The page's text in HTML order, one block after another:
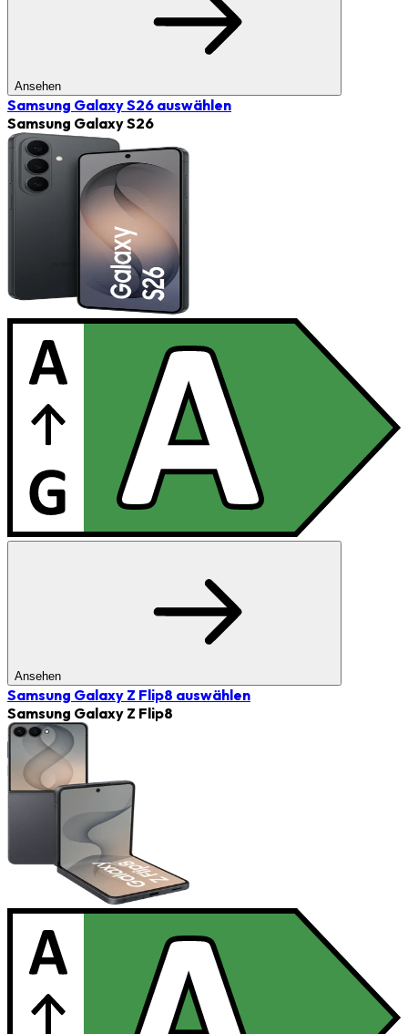
Ansehen
Samsung Galaxy S26 auswählen
Samsung Galaxy S26
Ansehen
Samsung Galaxy Z Flip8 auswählen
Samsung Galaxy Z Flip8